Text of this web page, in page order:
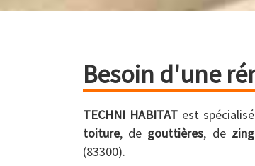
Besoin d'une
TECHNI HABITAT est
toiture, de gouttières, de
(83300).